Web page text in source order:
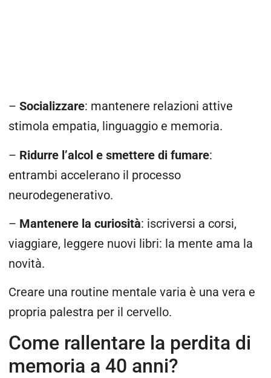
– Socializzare: mantenere relazioni attive
stimola empatia, linguaggio e memoria.
– Ridurre l’alcol e smettere di fumare:
entrambi accelerano il processo
neurodegenerativo.
– Mantenere la curiosità: iscriversi a corsi,
viaggiare, leggere nuovi libri: la mente ama la
novità.
Creare una routine mentale varia è una vera e
propria palestra per il cervello.
Come rallentare la perdita di
memoria a 40 anni?